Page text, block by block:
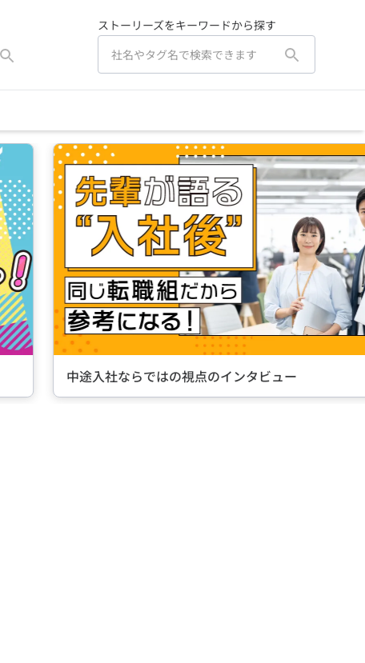
ストーリーズをキーワードから探す
中途入社ならではの視点のインタビュー